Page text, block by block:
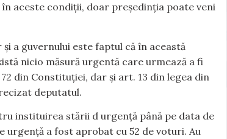
aceste condiții, doar președinția poate veni
a guvernului este faptul că în această
nicio măsură urgentă care urmează a fi
din Constituției, dar și art. 13 din legea din
deputatul.
instituirea stării d urgență până pe data de
a fost aprobat cu 52 de voturi. Au